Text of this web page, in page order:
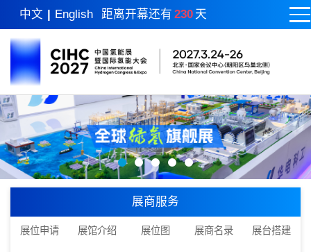
中文 | English 距离开幕还有 230 天
展商服务
展位申请 展馆介绍 展位图 展商名录 展台搭建